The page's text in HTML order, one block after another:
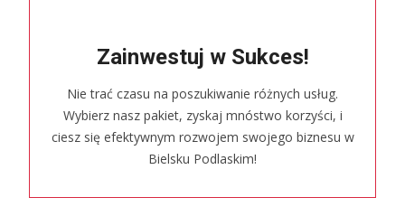
Zainwestuj w Sukces!
Nie trać czasu na poszukiwanie różnych usług.
Wybierz nasz pakiet, zyskaj mnóstwo korzyści, i
ciesz się efektywnym rozwojem swojego biznesu w
Bielsku Podlaskim!